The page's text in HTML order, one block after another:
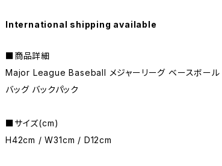
International shipping available
■商品詳細
Major League Baseball メジャーリーグ ベースボール
バッグ バックパック
■サイズ(cm)
H42cm / W31cm / D12cm